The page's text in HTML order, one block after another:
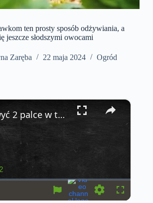
ten prosty sposób odżywiania, a
jeszcze słodszymi owocami
Zaręba 22 maja 2024 Ogród
×
Chwyć 2 palce w ten sposób i obserwuj co się stanie